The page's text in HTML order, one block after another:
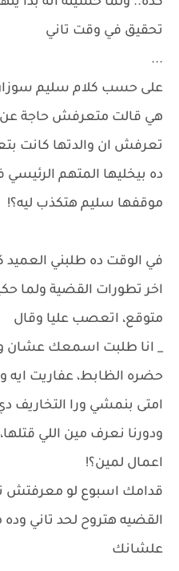
تحقيق في وقت تاني
...
على حسب كلام سليم سوزان
هي قالت متعرفش حاجة عن
تعرفش ان والدتها كانت
ده بيخليها المتهم
موقفها سليم هتكذب ليه؟!
في الوقت ده طلبني
اخر تطورات القضية ولما
متوقع، اتعصب عليا وقال
_ انا طلبت اسمعك عشان
حضره الظابط، عفاريت ايه
امتى بنمشي ورا التخاريف
ودورنا نعرف مين اللي
اعمال لمين؟!
قدامك اسبوع لو معرفتش
القضيه هتروح لحد تاني
علشانك